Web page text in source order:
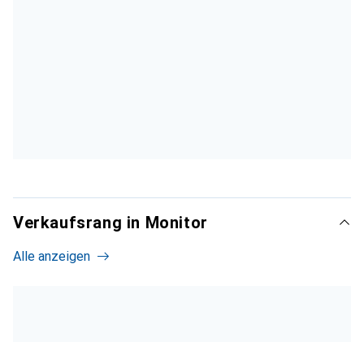
Verkaufsrang in Monitor
Alle anzeigen